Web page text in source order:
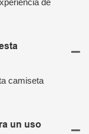
camiseta
un uso